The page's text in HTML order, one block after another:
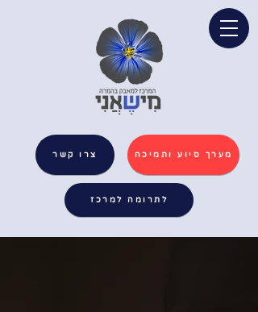
מערך סיוע ותמיכה צרו קשר
לתרומה למרכז